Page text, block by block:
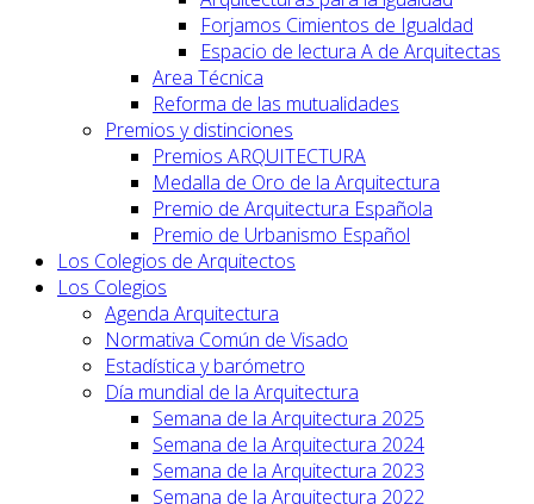
Forjamos Cimientos de Igualdad
Espacio de lectura A de Arquitectas
Area Técnica
Reforma de las mutualidades
Premios y distinciones
Premios ARQUITECTURA
Medalla de Oro de la Arquitectura
Premio de Arquitectura Española
Premio de Urbanismo Español
Los Colegios de Arquitectos
Los Colegios
Agenda Arquitectura
Normativa Común de Visado
Estadística y barómetro
Día mundial de la Arquitectura
Semana de la Arquitectura 2025
Semana de la Arquitectura 2024
Semana de la Arquitectura 2023
Semana de la Arquitectura 2022